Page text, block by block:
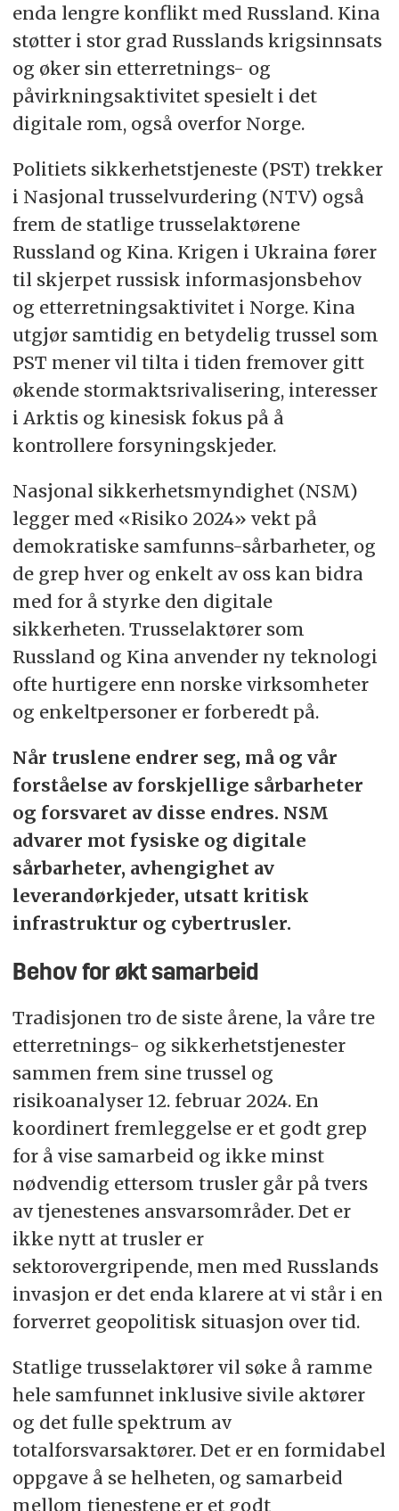
enda lengre konflikt med Russland. Kina
støtter i stor grad Russlands krigsinnsats
og øker sin etterretnings- og
påvirkningsaktivitet spesielt i det
digitale rom, også overfor Norge.
Politiets sikkerhetstjeneste (PST) trekker
i Nasjonal trusselvurdering (NTV) også
frem de statlige trusselaktørene
Russland og Kina. Krigen i Ukraina fører
til skjerpet russisk informasjonsbehov
og etterretningsaktivitet i Norge. Kina
utgjør samtidig en betydelig trussel som
PST mener vil tilta i tiden fremover gitt
økende stormaktsrivalisering, interesser
i Arktis og kinesisk fokus på å
kontrollere forsyningskjeder.
Nasjonal sikkerhetsmyndighet (NSM)
legger med «Risiko 2024» vekt på
demokratiske samfunns-sårbarheter, og
de grep hver og enkelt av oss kan bidra
med for å styrke den digitale
sikkerheten. Trusselaktører som
Russland og Kina anvender ny teknologi
ofte hurtigere enn norske virksomheter
og enkeltpersoner er forberedt på.
Når truslene endrer seg, må og vår
forståelse av forskjellige sårbarheter
og forsvaret av disse endres. NSM
advarer mot fysiske og digitale
sårbarheter, avhengighet av
leverandørkjeder, utsatt kritisk
infrastruktur og cybertrusler.
Behov for økt samarbeid
Tradisjonen tro de siste årene, la våre tre
etterretnings- og sikkerhetstjenester
sammen frem sine trussel og
risikoanalyser 12. februar 2024. En
koordinert fremleggelse er et godt grep
for å vise samarbeid og ikke minst
nødvendig ettersom trusler går på tvers
av tjenestenes ansvarsområder. Det er
ikke nytt at trusler er
sektorovergripende, men med Russlands
invasjon er det enda klarere at vi står i en
forverret geopolitisk situasjon over tid.
Statlige trusselaktører vil søke å ramme
hele samfunnet inklusive sivile aktører
og det fulle spektrum av
totalforsvarsaktører. Det er en formidabel
oppgave å se helheten, og samarbeid
mellom tjenestene er et godt